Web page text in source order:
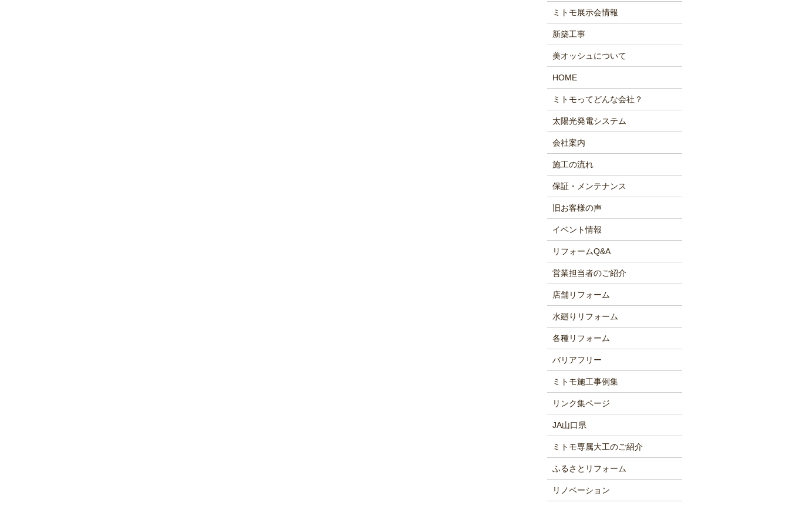
ミトモ展示会情報
新築工事
美オッシュについて
HOME
ミトモってどんな会社？
太陽光発電システム
会社案内
施工の流れ
保証・メンテナンス
旧お客様の声
イベント情報
リフォームQ&A
営業担当者のご紹介
店舗リフォーム
水廻りリフォーム
各種リフォーム
バリアフリー
ミトモ施工事例集
リンク集ページ
JA山口県
ミトモ専属大工のご紹介
ふるさとリフォーム
リノベーション